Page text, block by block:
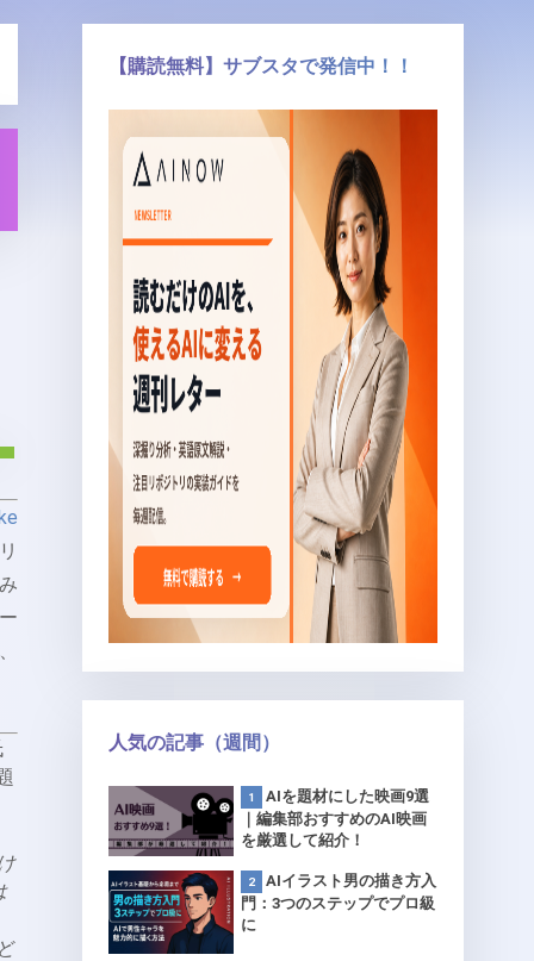
【購読無料】サブスタで発信中！！
人気の記事（週間）
AIを題材にした映画9選
｜編集部おすすめのAI映画
を厳選して紹介！
AIイラスト男の描き方入
門：3つのステップでプロ級
に